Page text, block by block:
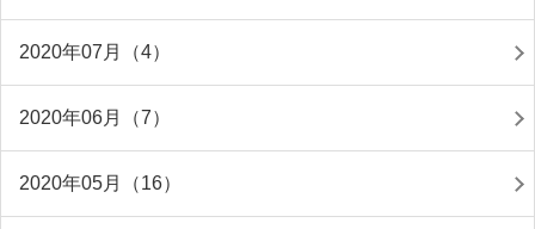
2020年07月（4）
2020年06月（7）
2020年05月（16）